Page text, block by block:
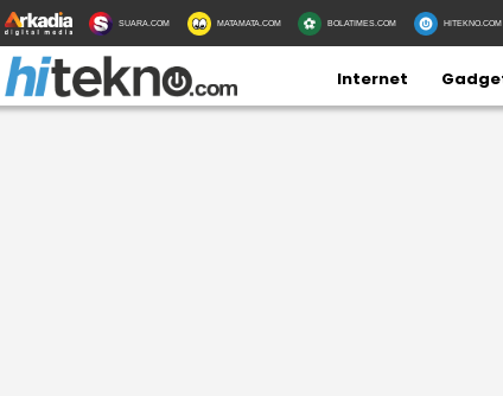
SUARA.COM MATAMATA.COM BOLATIMES.COM HITEKNO.COM
Internet